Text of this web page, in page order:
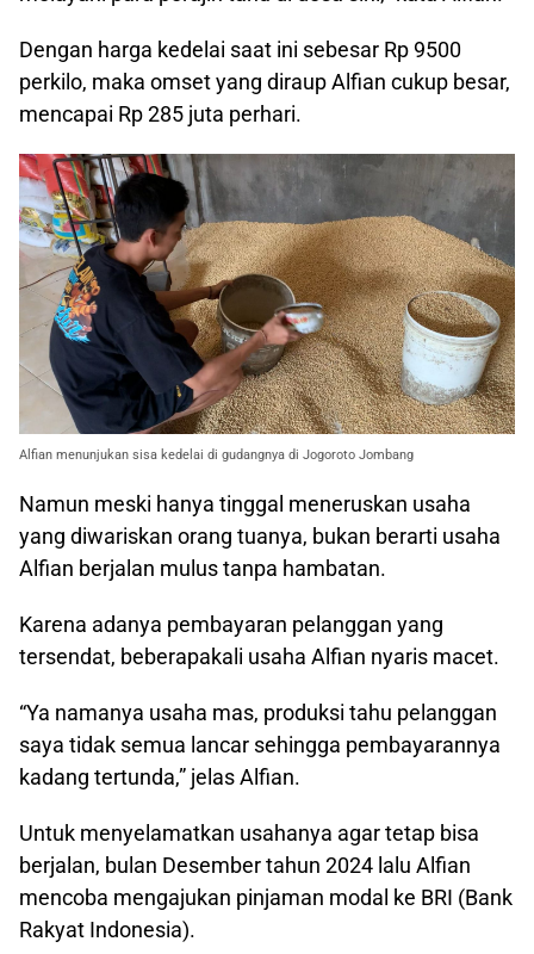
Dengan harga kedelai saat ini sebesar Rp 9500
perkilo, maka omset yang diraup Alfian cukup besar,
mencapai Rp 285 juta perhari.
Alfian menunjukan sisa kedelai di gudangnya di Jogoroto Jombang
Namun meski hanya tinggal meneruskan usaha
yang diwariskan orang tuanya, bukan berarti usaha
Alfian berjalan mulus tanpa hambatan.
Karena adanya pembayaran pelanggan yang
tersendat, beberapakali usaha Alfian nyaris macet.
“Ya namanya usaha mas, produksi tahu pelanggan
saya tidak semua lancar sehingga pembayarannya
kadang tertunda,” jelas Alfian.
Untuk menyelamatkan usahanya agar tetap bisa
berjalan, bulan Desember tahun 2024 lalu Alfian
mencoba mengajukan pinjaman modal ke BRI (Bank
Rakyat Indonesia).